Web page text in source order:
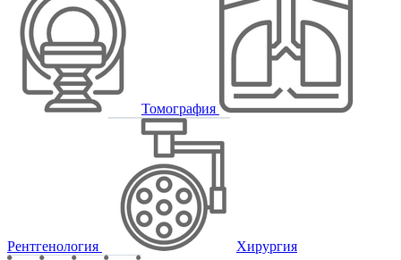
Томография
Рентгенология Хирургия